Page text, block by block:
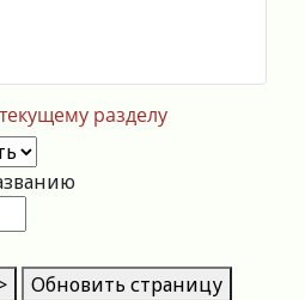
разделу
>> Обновить страницу